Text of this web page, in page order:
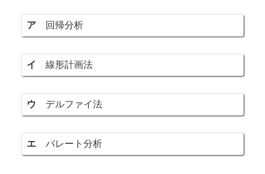
ア 回帰分析
イ 線形計画法
ウ デルファイ法
エ パレート分析